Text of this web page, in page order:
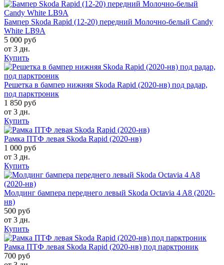
Бампер Skoda Rapid (12-20) передний Молочно-белый Candy
White LB9A
5 000 руб
от 3 дн.
Купить
Решетка в бампер нижняя Skoda Rapid (2020-нв) под радар,
под парктроник
1 850 руб
от 3 дн.
Купить
Рамка ПТФ левая Skoda Rapid (2020-нв)
1 000 руб
от 3 дн.
Купить
Молдинг бампера переднего левый Skoda Octavia 4 A8 (2020-
нв)
500 руб
от 3 дн.
Купить
Рамка ПТФ левая Skoda Rapid (2020-нв) под парктроник
700 руб